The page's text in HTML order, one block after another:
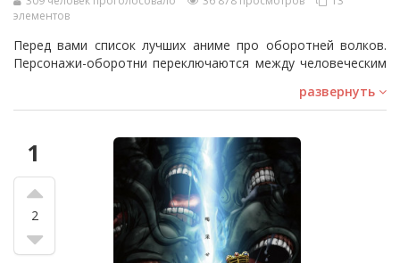
элементов
Перед вами список лучших аниме про оборотней волков.
Персонажи-оборотни переключаются между человеческим
полулюдьми. Некоторые примеры в этом рейтинге
включают "Spice and Wolf" и "Волчий дождь". Оцените свое
любимое произведение или добавьте в список, если его
ещё нет!
развернуть
1
2